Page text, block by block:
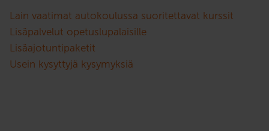
Lain vaatimat autokoulussa suoritettavat kurssit
Lisäpalvelut opetuslupalaisille
Lisäajotuntipaketit
Usein kysyttyjä kysymyksiä